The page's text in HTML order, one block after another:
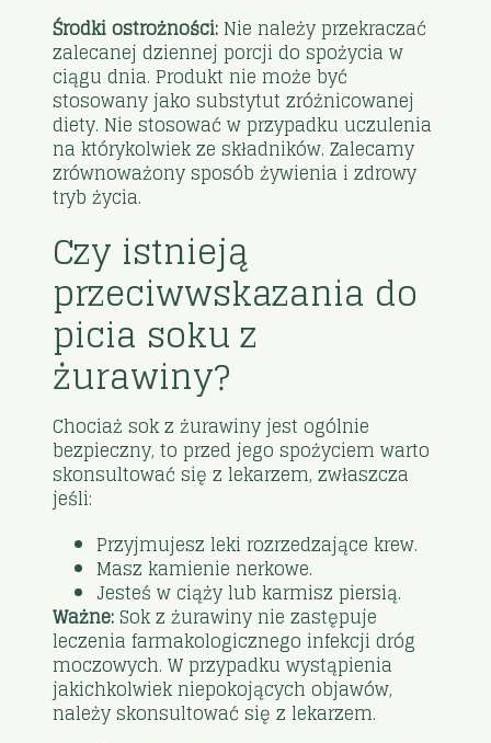
Środki ostrożności: Nie należy przekraczać
zalecanej dziennej porcji do spożycia w
ciągu dnia. Produkt nie może być
stosowany jako substytut zróżnicowanej
diety. Nie stosować w przypadku uczulenia
na którykolwiek ze składników. Zalecamy
zrównoważony sposób żywienia i zdrowy
tryb życia.
Czy istnieją
przeciwwskazania do
picia soku z
żurawiny?
Chociaż sok z żurawiny jest ogólnie
bezpieczny, to przed jego spożyciem warto
skonsultować się z lekarzem, zwłaszcza
jeśli:
Przyjmujesz leki rozrzedzające krew.
Masz kamienie nerkowe.
Jesteś w ciąży lub karmisz piersią.
Ważne:Sok z żurawiny nie zastępuje
leczenia farmakologicznego infekcji dróg
moczowych. W przypadku wystąpienia
jakichkolwiek niepokojących objawów,
należy skonsultować się z lekarzem.